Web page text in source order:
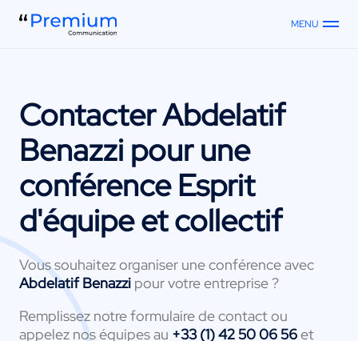
MENU
ContacterAbdelatif
Benazzipour une
conférence Esprit
d'équipe et collectif
Vous souhaitez organiser une conférence avec
Abdelatif Benazzi pour votre entreprise ?
Remplissez notre formulaire de contact ou
appelez nos équipes au +33 (1) 42 50 06 56et